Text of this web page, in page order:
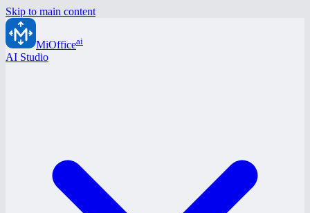
Skip to main content
MiOfficeai
AI Studio